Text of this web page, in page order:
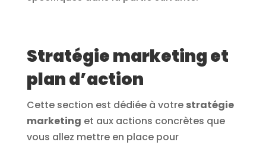
Stratégie marketing et
plan d’action
Cette section est dédiée à votre stratégie
marketing et aux actions concrètes que
vous allez mettre en place pour